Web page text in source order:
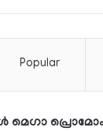
Popular
മെഗാ